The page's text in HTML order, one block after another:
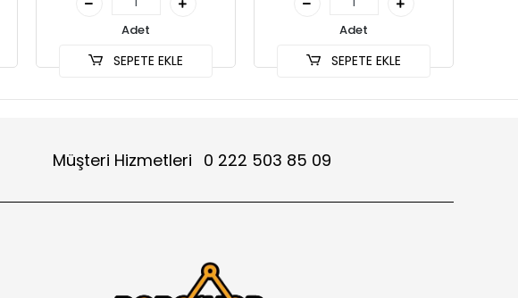
Adet
SEPETE EKLE
Adet
SEPETE EKLE
Müşteri Hizmetleri 0 222 503 85 09